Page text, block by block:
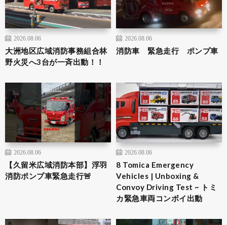
2026.08.06
大洲地区広域消防事務組合林
野火災へ3台が一斉出動！！
2026.08.06
消防車 緊急走行 ポンプ車
2026.08.06
【久留米広域消防本部】浮羽
消防ポンプ車緊急走行🚨
2026.08.06
8 Tomica Emergency
Vehicles | Unboxing &
Convoy Driving Test ~ トミ
カ緊急車両コンボイ出動